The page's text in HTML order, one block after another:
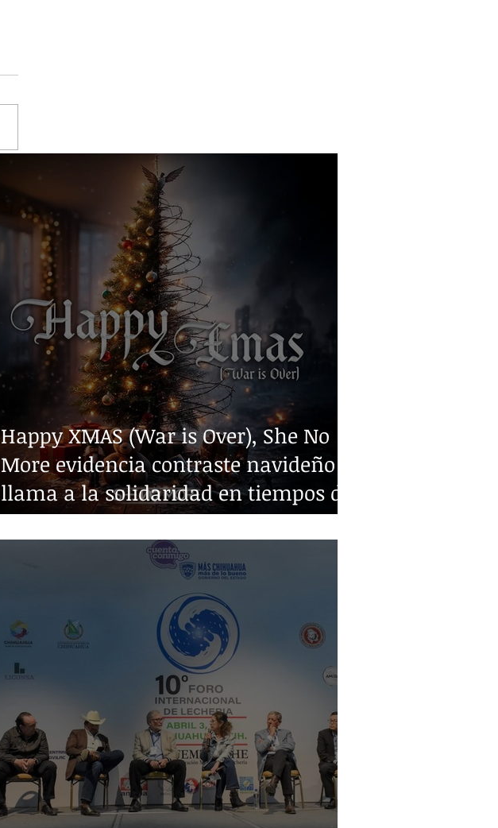
Happy XMAS (War is Over), She No
More evidencia contraste navideño y
llama a la solidaridad en tiempos de
guerra